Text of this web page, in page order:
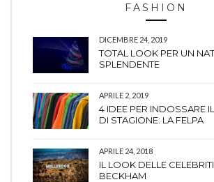
FASHION
DICEMBRE 24, 2019
TOTAL LOOK PER UN
SPLENDENTE
APRILE 2, 2019
4 IDEE PER INDOSSARE
DI STAGIONE: LA FELPA
APRILE 24, 2018
IL LOOK DELLE
BECKHAM